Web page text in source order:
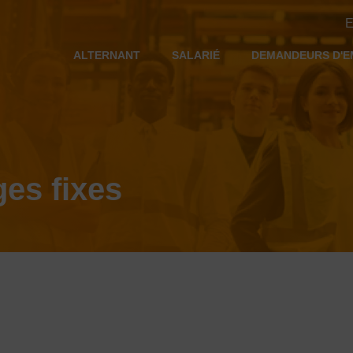
ALTERNANT SALARIÉ DEMANDEURS
fixes